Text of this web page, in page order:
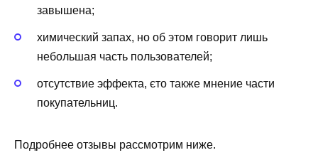
завышена;
химический запах, но об этом говорит лишь
небольшая часть пользователей;
отсутствие эффекта, єто также мнение части
покупательниц.
Подробнее отзывы рассмотрим ниже.